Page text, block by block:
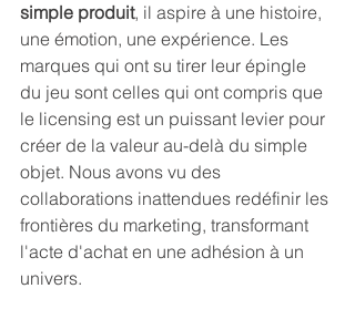
simple produit, il aspire à une histoire,
une émotion, une expérience. Les
marques qui ont su tirer leur épingle
du jeu sont celles qui ont compris que
le licensing est un puissant levier pour
créer de la valeur au-delà du simple
objet. Nous avons vu des
collaborations inattendues redéfinir les
frontières du marketing, transformant
l'acte d'achat en une adhésion à un
univers.